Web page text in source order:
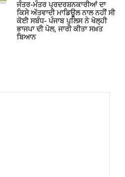
ਜੰਤਰ-ਮੰਤਰ ਪ੍ਰਦਰਸ਼ਨਕਾਰੀਆਂ ਦਾ
ਕਿਸੇ ਅੱਤਵਾਦੀ ਮਾਡਿਊਲ ਨਾਲ ਨਹੀਂ ਸੀ
ਕੋਈ ਸਬੰਧ- ਪੰਜਾਬ ਪੁਲਿਸ ਨੇ ਖੋਲ੍ਹੀ
ਭਾਜਪਾ ਦੀ ਪੋਲ, ਜਾਰੀ ਕੀਤਾ ਸਖ਼ਤ
ਬਿਆਨ